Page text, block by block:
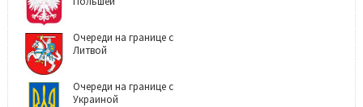
Очереди на границе с
Литвой
Очереди на границе с
Украиной